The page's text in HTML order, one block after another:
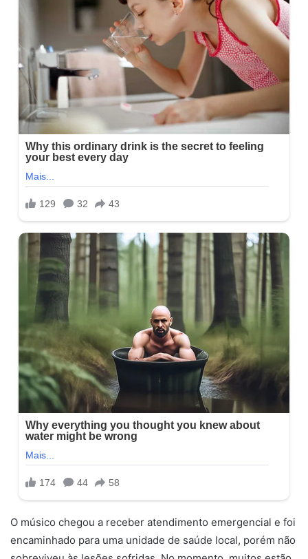
O músico chegou a receber atendimento emergencial e foi
encaminhado para uma unidade de saúde local, porém não